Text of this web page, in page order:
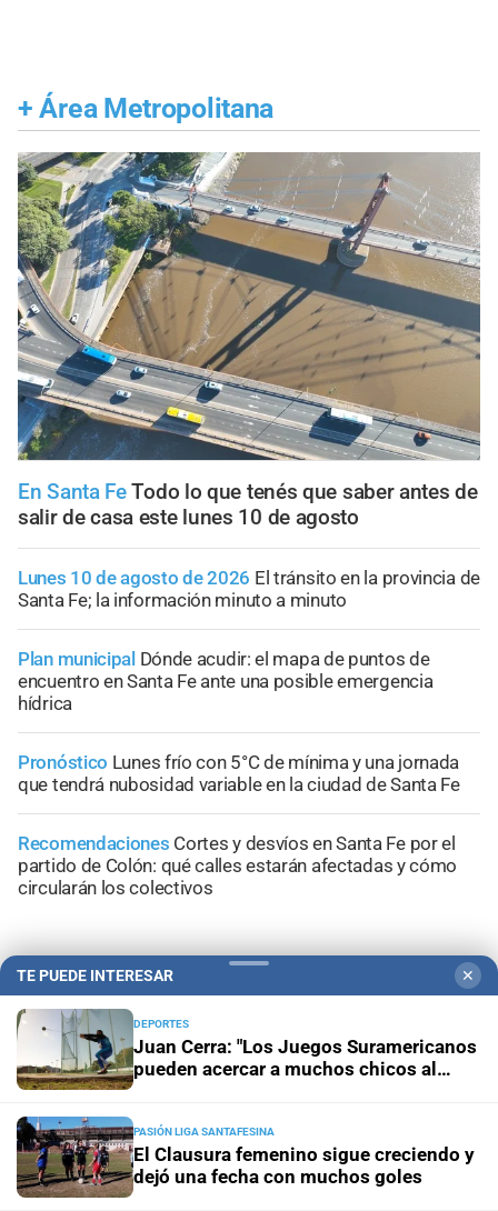
+ Área Metropolitana
En Santa FeTodo lo que tenés que saber antes de
salir de casa este lunes 10 de agosto
Lunes 10 de agosto de 2026 El tránsito en la provincia de
Santa Fe; la información minuto a minuto
Plan municipal Dónde acudir: el mapa de puntos de
encuentro en Santa Fe ante una posible emergencia
hídrica
Pronóstico Lunes frío con 5°C de mínima y una jornada
que tendrá nubosidad variable en la ciudad de Santa Fe
Recomendaciones Cortes y desvíos en Santa Fe por el
partido de Colón: qué calles estarán afectadas y cómo
circularán los colectivos
+ Sucesos
TE PUEDE INTERESAR ✕
DEPORTES
Juan Cerra: "Los Juegos Suramericanos
pueden acercar a muchos chicos al
PASIÓN LIGA SANTAFESINA
El Clausura femenino sigue creciendo y
dejó una fecha con muchos goles